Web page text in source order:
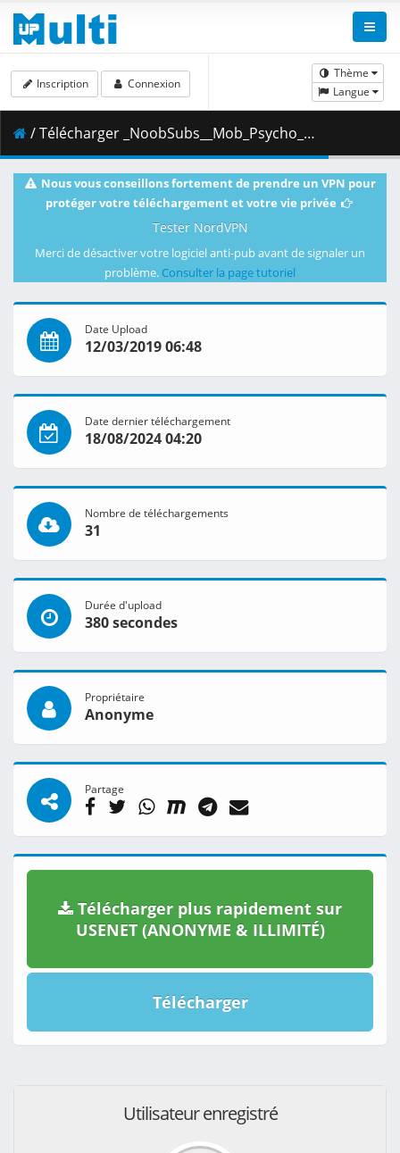
Thème
Langue
Inscription Connexion
/ Télécharger _NoobSubs__Mob_Psycho_100_12__1080p_Blu-ray_Dual_Audio_8bit_AC3__C6880768_.mkv.003 ( 347.33 MB )
Nous vous conseillons fortement de prendre un VPN pour
protéger votre téléchargement et votre vie privée
Tester NordVPN
Merci de désactiver votre logiciel anti-pub avant de signaler un
problème. Consulter la page tutoriel
Date Upload
12/03/2019 06:48
Date dernier téléchargement
18/08/2024 04:20
Nombre de téléchargements
31
Durée d'upload
380 secondes
Propriétaire
Anonyme
Partage
Télécharger plus rapidement sur
USENET (ANONYME & ILLIMITÉ)
Télécharger
Utilisateur enregistré